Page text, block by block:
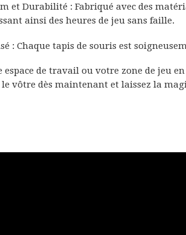
et Durabilité : Fabriqué avec des
ainsi des heures de jeu sans faille.
: Chaque tapis de souris est
de travail ou votre zone de jeu
vôtre dès maintenant et laissez la